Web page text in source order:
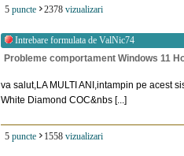
5 puncte 2378 vizualizari
Intrebare formulata de ValNic74
Probleme comportament Windows 11
va salut,LA MULTI ANI,intampin pe acest
White Diamond COC&nbs [...]
5 puncte 1558 vizualizari